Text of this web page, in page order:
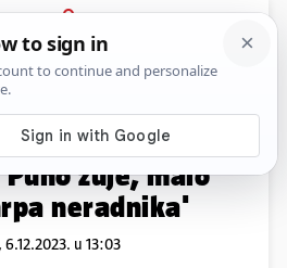
PRIJAVA
News Komentari
po Možemo i
zuje, malo
neradnika'
6.12.2023. u 13:03